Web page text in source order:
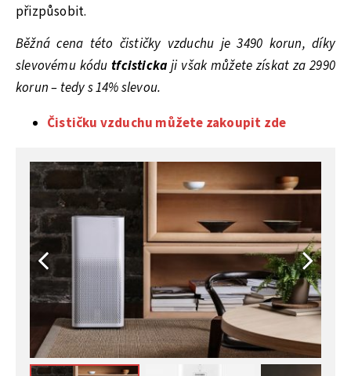
přizpůsobit.
Běžná cena této čističky vzduchu je 3490 korun, díky
slevovému kódutfcisticka ji však můžete získat za 2990
korun – tedy s 14% slevou.
Čističku vzduchu můžete zakoupit zde